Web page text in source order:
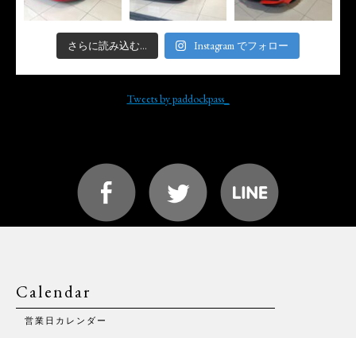
さらに読み込む... Instagram でフォロー
Tweets by paddockpass_
Calendar
営業日カレンダー